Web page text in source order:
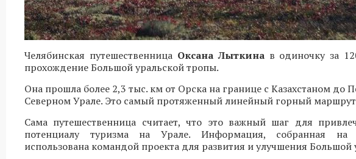
Челябинская путешественница Оксана Лыткина в одиночку за
прохождение Большой уральской тропы.
Она прошла более 2,3 тыс. км от Орска на границе с Казахстаном до
Северном Урале. Это самый протяженный линейный горный
Сама путешественница считает, что это важный шаг для
потенциалу туризма на Урале. Информация, собранная на
использована командой проекта для развития и улучшения Большой